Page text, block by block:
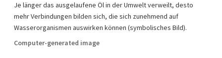
Je länger das ausgelaufene Öl in der Umwelt verweilt, desto
mehr Verbindungen bilden sich, die sich zunehmend auf
Wasserorganismen auswirken können (symbolisches Bild).
Computer-generated image